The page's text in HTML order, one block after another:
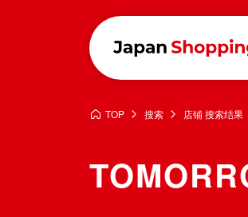
TOP 搜索 店铺 搜索结果